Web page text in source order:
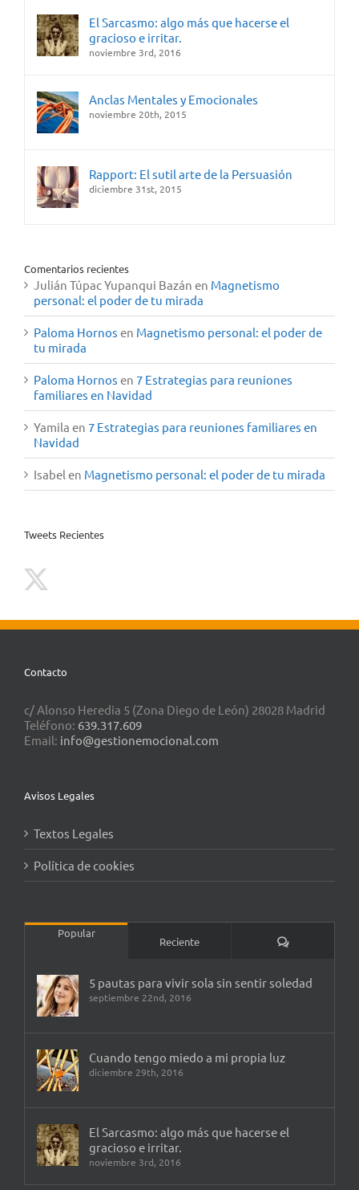
El Sarcasmo: algo más que hacerse el
gracioso e irritar.
noviembre 3rd, 2016
Anclas Mentales y Emocionales
noviembre 20th, 2015
Rapport: El sutil arte de la Persuasión
diciembre 31st, 2015
Comentarios recientes
Julián Túpac Yupanqui Bazán en Magnetismo
personal: el poder de tu mirada
Paloma Hornos en Magnetismo personal: el poder de
tu mirada
Paloma Hornos en 7 Estrategias para reuniones
familiares en Navidad
Yamila en 7 Estrategias para reuniones familiares en
Navidad
Isabel en Magnetismo personal: el poder de tu mirada
Tweets Recientes
Contacto
c/ Alonso Heredia 5 (Zona Diego de León) 28028 Madrid
Teléfono: 639.317.609
Email: info@gestionemocional.com
Avisos Legales
Textos Legales
Política de cookies
Popular
Reciente Comentarios
5 pautas para vivir sola sin sentir soledad
septiembre 22nd, 2016
Cuando tengo miedo a mi propia luz
diciembre 29th, 2016
El Sarcasmo: algo más que hacerse el
gracioso e irritar.
noviembre 3rd, 2016